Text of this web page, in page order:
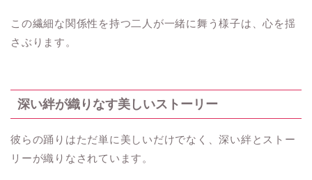
この繊細な関係性を持つ二人が一緒に舞う様子は、心を揺
さぶります。
深い絆が織りなす美しいストーリー
彼らの踊りはただ単に美しいだけでなく、深い絆とストー
リーが織りなされています。